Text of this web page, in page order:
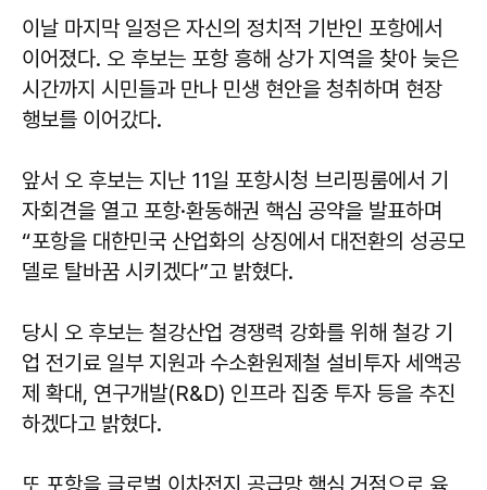
이날 마지막 일정은 자신의 정치적 기반인 포항에서
이어졌다. 오 후보는 포항 흥해 상가 지역을 찾아 늦은
시간까지 시민들과 만나 민생 현안을 청취하며 현장
행보를 이어갔다.
앞서 오 후보는 지난 11일 포항시청 브리핑룸에서 기
자회견을 열고 포항·환동해권 핵심 공약을 발표하며
“포항을 대한민국 산업화의 상징에서 대전환의 성공모
델로 탈바꿈 시키겠다”고 밝혔다.
당시 오 후보는 철강산업 경쟁력 강화를 위해 철강 기
업 전기료 일부 지원과 수소환원제철 설비투자 세액공
제 확대, 연구개발(R&D) 인프라 집중 투자 등을 추진
하겠다고 밝혔다.
또 포항을 글로벌 이차전지 공급망 핵심 거점으로 육